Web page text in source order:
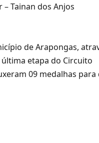
– Tainan dos Anjos
de Arapongas,
etapa do Circuito
09 medalhas para